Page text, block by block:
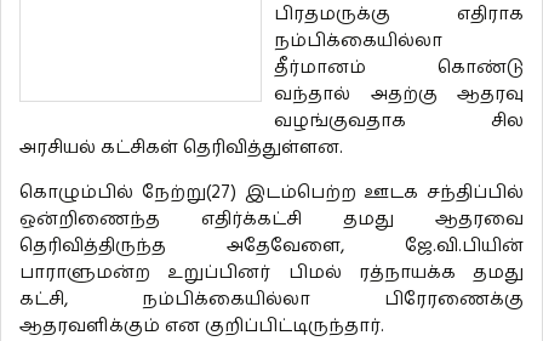
பிரதமருக்கு எதிராக
நம்பிக்கையில்லா
தீர்மானம் கொண்டு
வந்தால் அதற்கு ஆதரவு
வழங்குவதாக சில
அரசியல் கட்சிகள் தெரிவித்துள்ளன.
கொழும்பில் நேற்று(27) இடம்பெற்ற ஊடக சந்திப்பில்
ஒன்றிணைந்த எதிர்க்கட்சி தமது ஆதரவை
தெரிவித்திருந்த அதேவேளை, ஜே.வி.பியின்
பாராளுமன்ற உறுப்பினர் பிமல் ரத்நாயக்க தமது
கட்சி, நம்பிக்கையில்லா பிரேரணைக்கு
ஆதரவளிக்கும் என குறிப்பிட்டிருந்தார்.